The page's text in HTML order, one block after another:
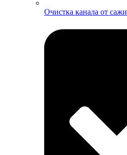
Очистка канала от сажи